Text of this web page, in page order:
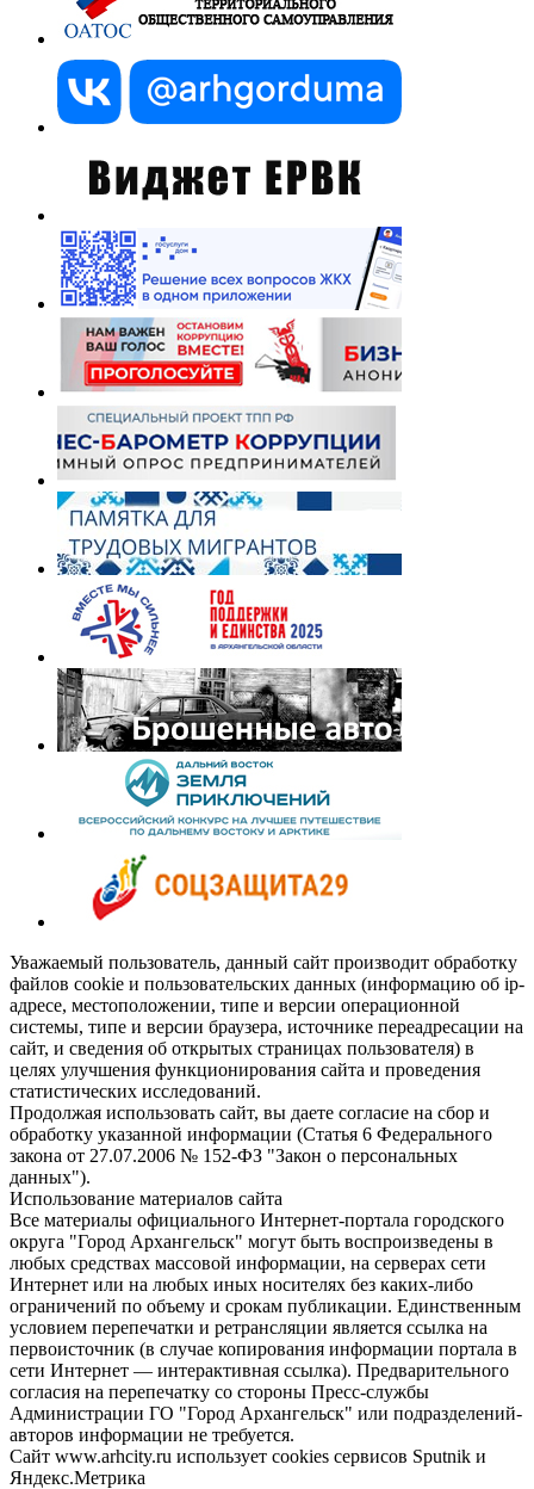
Уважаемый пользователь, данный сайт производит обработку
файлов cookie и пользовательских данных (информацию об ip-
адресе, местоположении, типе и версии операционной
системы, типе и версии браузера, источнике переадресации на
сайт, и сведения об открытых страницах пользователя) в
целях улучшения функционирования сайта и проведения
статистических исследований.
Продолжая использовать сайт, вы даете согласие на сбор и
обработку указанной информации (Статья 6 Федерального
закона от 27.07.2006 № 152-ФЗ "Закон о персональных
данных").
Использование материалов сайта
Все материалы официального Интернет-портала городского
округа "Город Архангельск" могут быть воспроизведены в
любых средствах массовой информации, на серверах сети
Интернет или на любых иных носителях без каких-либо
ограничений по объему и срокам публикации. Единственным
условием перепечатки и ретрансляции является ссылка на
первоисточник (в случае копирования информации портала в
сети Интернет — интерактивная ссылка). Предварительного
согласия на перепечатку со стороны Пресс-службы
Администрации ГО "Город Архангельск" или подразделений-
авторов информации не требуется.
Сайт www.arhcity.ru использует cookies сервисов Sputnik и
Яндекс.Метрика